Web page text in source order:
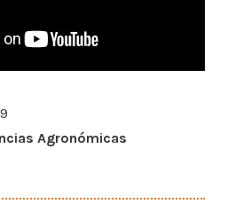
Agronómicas